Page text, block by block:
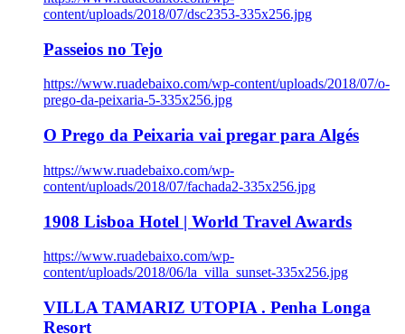
content/uploads/2018/07/dsc2353-335x256.jpg
Passeios no Tejo
https://www.ruadebaixo.com/wp-content/uploads/2018/07/o-
prego-da-peixaria-5-335x256.jpg
O Prego da Peixaria vai pregar para Algés
https://www.ruadebaixo.com/wp-
content/uploads/2018/07/fachada2-335x256.jpg
1908 Lisboa Hotel | World Travel Awards
https://www.ruadebaixo.com/wp-
content/uploads/2018/06/la_villa_sunset-335x256.jpg
VILLA TAMARIZ UTOPIA . Penha Longa
Resort